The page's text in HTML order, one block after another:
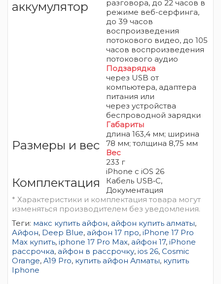
аккумулятор
разговора, до 22 часов в
режиме веб-серфинга,
до 39 часов
воспроизведения
потокового видео, до 105
часов воспроизведения
потокового аудио
Подзарядка
через USB от
компьютера, адаптера
питания или
через устройства
беспроводной зарядки
Размеры и вес
Габариты
длина 163,4 мм; ширина
78 мм; толщина 8,75 мм
Вес
233 г
Комплектация
iPhone с iOS 26
Кабель USB‑C,
Документация
* Характеристики и комплектация товара могут
изменяться производителем без уведомления.
Теги: макс купить айфон, айфон купить алматы,
Айфон, Deep Blue, айфон 17 про, iPhone 17 Pro
Max купить, iphone 17 Pro Max, айфон 17, iPhone
рассрочка, айфон в рассрочку, ios 26, Cosmic
Orange, A19 Pro, купить айфон Алматы, купить
Iphone